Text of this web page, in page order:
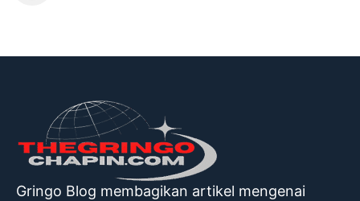
Gringo Blog membagikan artikel mengenai